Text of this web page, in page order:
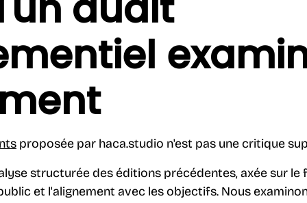
proposée par haca.studio n'est pas une critique
structurée des éditions précédentes, axée sur le
et l'alignement avec les objectifs. Nous